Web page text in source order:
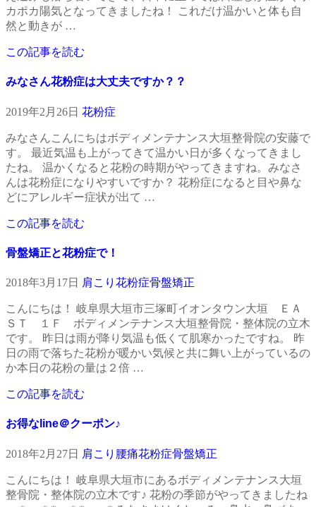
カポカ陽気となってきましたね！ これだけ温かいと体も自
然と動きが …
この記事を読む
みなさん花粉症は大丈夫ですか？？
2019年2月26日 花粉症
みなさんこんにちはボディメンテナンス大垣整骨院の安藤で
す。 最近気温も上がってきて温かい日が多くなってきまし
たね。 温かくなると花粉の時期がやってきますね。みなさ
んは花粉症になりやすいですか？ 花粉症になると目や鼻な
どにアレルギー症状が出て …
この記事を読む
骨盤矯正と花粉症で！
2018年3月17日 肩こり 花粉症骨盤矯正
こんにちは！ 岐阜県大垣市三塚町イオンタウン大垣 ＥＡ
ＳＴ １Ｆ ボディメンテナンス大垣整骨院・整体院の立木
です。 昨日は雨が降り気温も低くて肌寒かったですね。 昨
日の雨で落ちた花粉が暖かい気候と共に舞い上がっているの
か本日の花粉の量は２倍 …
この記事を読む
お得なline＠クーポン♪
2018年2月27日 肩こり 腰痛花粉症骨盤矯正
こんにちは！ 岐阜県大垣市にあるボディメンテナンス大垣
整骨院・整体院の立木です♪ 花粉の季節がやってきましたね